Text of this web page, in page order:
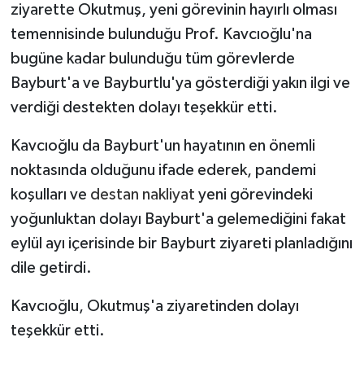
ziyarette Okutmuş, yeni görevinin hayırlı olması
temennisinde bulunduğu Prof. Kavcıoğlu'na
bugüne kadar bulunduğu tüm görevlerde
Bayburt'a ve Bayburtlu'ya gösterdiği yakın ilgi ve
verdiği destekten dolayı teşekkür etti.
Kavcıoğlu da Bayburt'un hayatının en önemli
noktasında olduğunu ifade ederek, pandemi
koşulları ve destan nakliyat yeni görevindeki
yoğunluktan dolayı Bayburt'a gelemediğini fakat
eylül ayı içerisinde bir Bayburt ziyareti planladığını
dile getirdi.
Kavcıoğlu, Okutmuş'a ziyaretinden dolayı
teşekkür etti.